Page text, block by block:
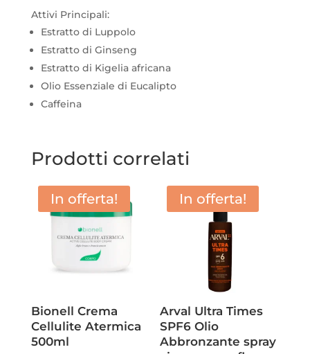
Attivi Principali:
Estratto di Luppolo
Estratto di Ginseng
Estratto di Kigelia africana
Olio Essenziale di Eucalipto
Caffeina
Prodotti correlati
In offerta!
Bionell Crema
Cellulite Atermica
500ml
In offerta!
Arval Ultra Times
SPF6 Olio
Abbronzante spray